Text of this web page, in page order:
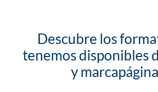
Descubre los
tenemos disponibles
y